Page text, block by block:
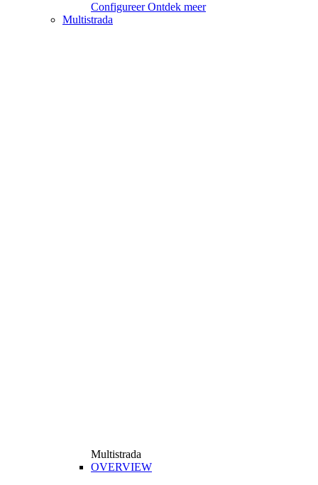
Configureer Ontdek meer
Multistrada
Multistrada
OVERVIEW